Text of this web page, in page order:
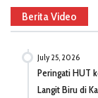
Berita Video
July 25, 2026
Peringati HUT
Langit Biru di